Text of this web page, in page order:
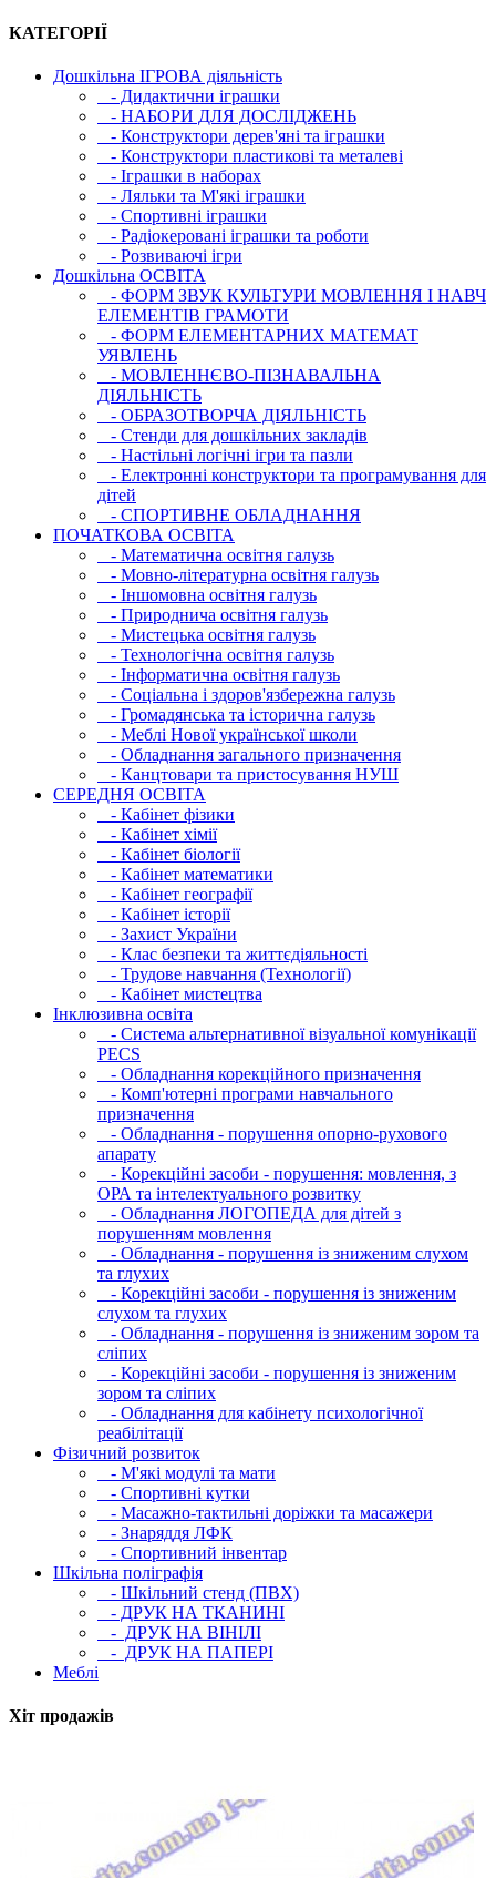
КАТЕГОРІЇ
Дошкільна ІГРОВА діяльність
- Дидактични іграшки
- НАБОРИ ДЛЯ ДОСЛІДЖЕНЬ
- Конструктори дерев'яні та іграшки
- Конструктори пластикові та металеві
- Іграшки в наборах
- Ляльки та М'які іграшки
- Спортивні іграшки
- Радіокеровані іграшки та роботи
- Розвиваючі ігри
Дошкільна ОСВIТА
- ФОРМ ЗВУК КУЛЬТУРИ МОВЛЕННЯ І НАВЧ
ЕЛЕМЕНТІВ ГРАМОТИ
- ФОРМ ЕЛЕМЕНТАРНИХ МАТЕМАТ
УЯВЛЕНЬ
- МОВЛЕННЄВО-ПІЗНАВАЛЬНА
ДІЯЛЬНІСТЬ
- ОБРАЗОТВОРЧА ДІЯЛЬНІСТЬ
- Стенди для дошкільних закладів
- Настільні логічні ігри та пазли
- Електронні конструктори та програмування для
дітей
- СПОРТИВНЕ ОБЛАДНАННЯ
ПОЧАТКОВА ОСВIТА
- Математична освітня галузь
- Мовно-літературна освітня галузь
- Iншомовна освітня галузь
- Природнича освітня галузь
- Мистецька освітня галузь
- Технологічна освітня галузь
- Інфopматична освітня галузь
- Соціальна і здоров'язбережна галузь
- Громадянська та історична галузь
- Меблі Нової української школи
- Обладнання загального призначення
- Канцтовари та пристосування НУШ
СЕРЕДНЯ ОСВIТА
- Кабінет фізики
- Кабінет хімії
- Кабінет біології
- Кабінет математики
- Кабінет географії
- Кабінет історії
- Захист України
- Клас безпеки та життєдіяльності
- Трудове навчання (Технології)
- Кабінет мистецтва
Інклюзивна освіта
- Система альтернативної візуальної комунікації
PECS
- Обладнання корекційного призначення
- Комп'ютерні програми навчального
призначення
- Обладнання - порушення опорно-рухового
апарату
- Корекційні засоби - порушення: мовлення, з
ОРА та інтелектуального розвитку
- Обладнання ЛОГОПЕДА для дітей з
порушенням мовлення
- Обладнання - порушення із зниженим слухом
та глухих
- Корекційні засоби - порушення із зниженим
слухом та глухих
- Обладнання - порушення із зниженим зором та
сліпих
- Корекційні засоби - порушення із зниженим
зором та сліпих
- Обладнання для кабінету психологічної
реабілітації
Фізичний розвиток
- М'які модулi та мати
- Спортивні кутки
- Масажно-тактильні доріжки та масажери
- Знаряддя ЛФК
- Спортивний інвентар
Шкільна поліграфія
- Шкільний стенд (ПВХ)
- ДРУК НА ТКАНИНІ
- ДРУК НА ВІНІЛІ
- ДРУК НА ПАПЕРІ
Меблі
Хіт продажів